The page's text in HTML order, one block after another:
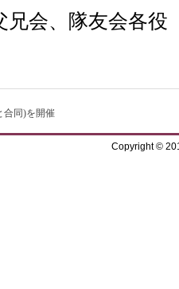
兄会、隊友会各役
合同)を開催
Copyright ©